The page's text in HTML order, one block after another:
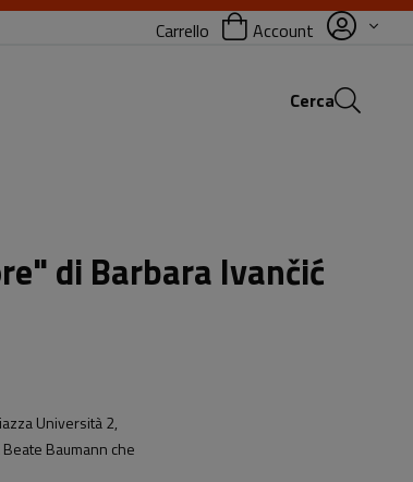
Carrello Account
Cerca
di Barbara Ivančić
Università 2,
Baumann che